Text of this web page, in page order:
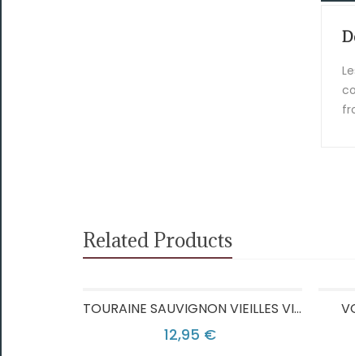
Related Products
TOURAINE SAUVIGNON VIEILLES VIGNES
12,95 €